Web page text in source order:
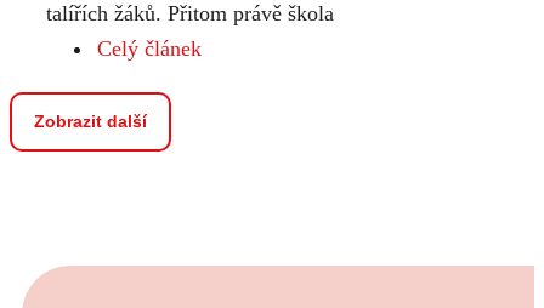
talířích žáků. Přitom právě škola
Celý článek
Zobrazit další